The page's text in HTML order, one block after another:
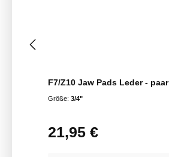
F7/Z10 Jaw Pads Leder - paar
Größe: 3/4"
Regulärer Preis:
21,95 €